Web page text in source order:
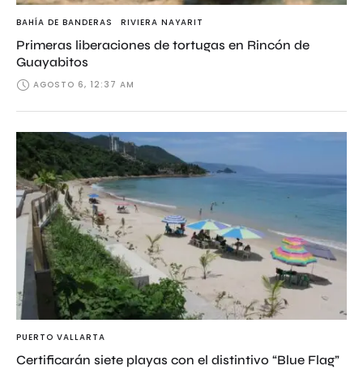
BAHÍA DE BANDERAS RIVIERA NAYARIT
Primeras liberaciones de tortugas en Rincón de
Guayabitos
AGOSTO 6, 12:37 AM
PUERTO VALLARTA
Certificarán siete playas con el distintivo “Blue Flag”